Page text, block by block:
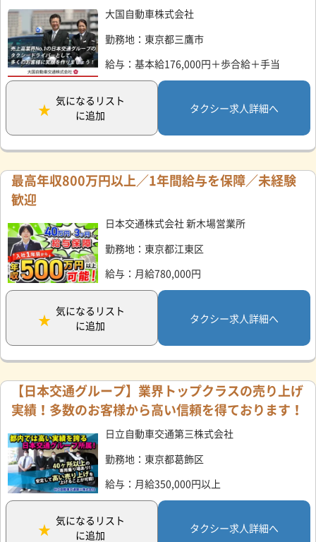
大国自動車株式会社
勤務地：東京都三鷹市
給与：基本給176,000円＋歩合給＋手当
気になるリスト
に追加
タクシー求人詳細へ
最高年収800万円以上／1年間給与を保障／未経験
歓迎
日本交通株式会社 新木場営業所
勤務地：東京都江東区
給与：月給780,000円
気になるリスト
に追加
タクシー求人詳細へ
【日本交通グループ】業界トップクラスの売り上げ
実績！多数のお客様から高い信頼を得ております！
日立自動車交通第三株式会社
勤務地：東京都葛飾区
給与：月給350,000円以上
気になるリスト
に追加
タクシー求人詳細へ